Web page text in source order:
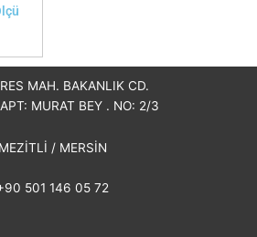
MAH. BAKANLIK CD.
MURAT BEY . NO: 2/3
MEZİTLİ / MERSİN
501 146 05 72